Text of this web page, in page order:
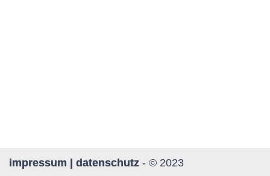
impressum | datenschutz - © 2023